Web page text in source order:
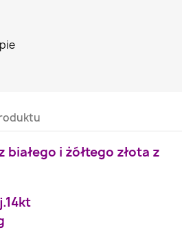
i żółtego złota z